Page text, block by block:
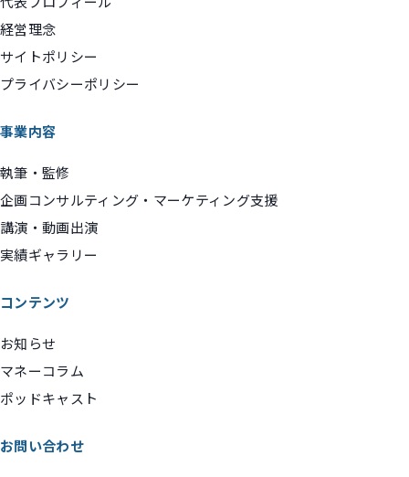
経営理念
サイトポリシー
プライバシーポリシー
事業内容
執筆・監修
企画コンサルティング・マーケティング支援
講演・動画出演
実績ギャラリー
コンテンツ
お知らせ
マネーコラム
ポッドキャスト
お問い合わせ